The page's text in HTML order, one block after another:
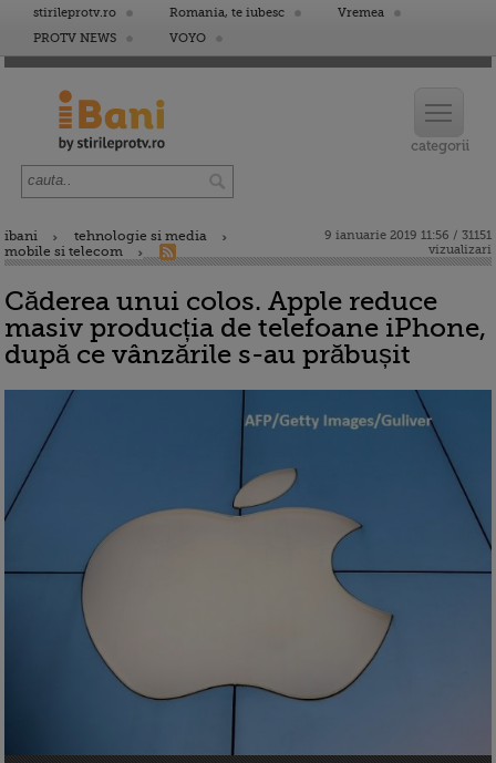
stirileprotv.ro Romania, te iubesc
Vremea
PROTV NEWS
VOYO
ibani
tehnologie si media
mobile si telecom
9 ianuarie 2019 11:56 / 31151
vizualizari
Căderea unui colos. Apple reduce
masiv producția de telefoane iPhone,
după ce vânzările s-au prăbușit